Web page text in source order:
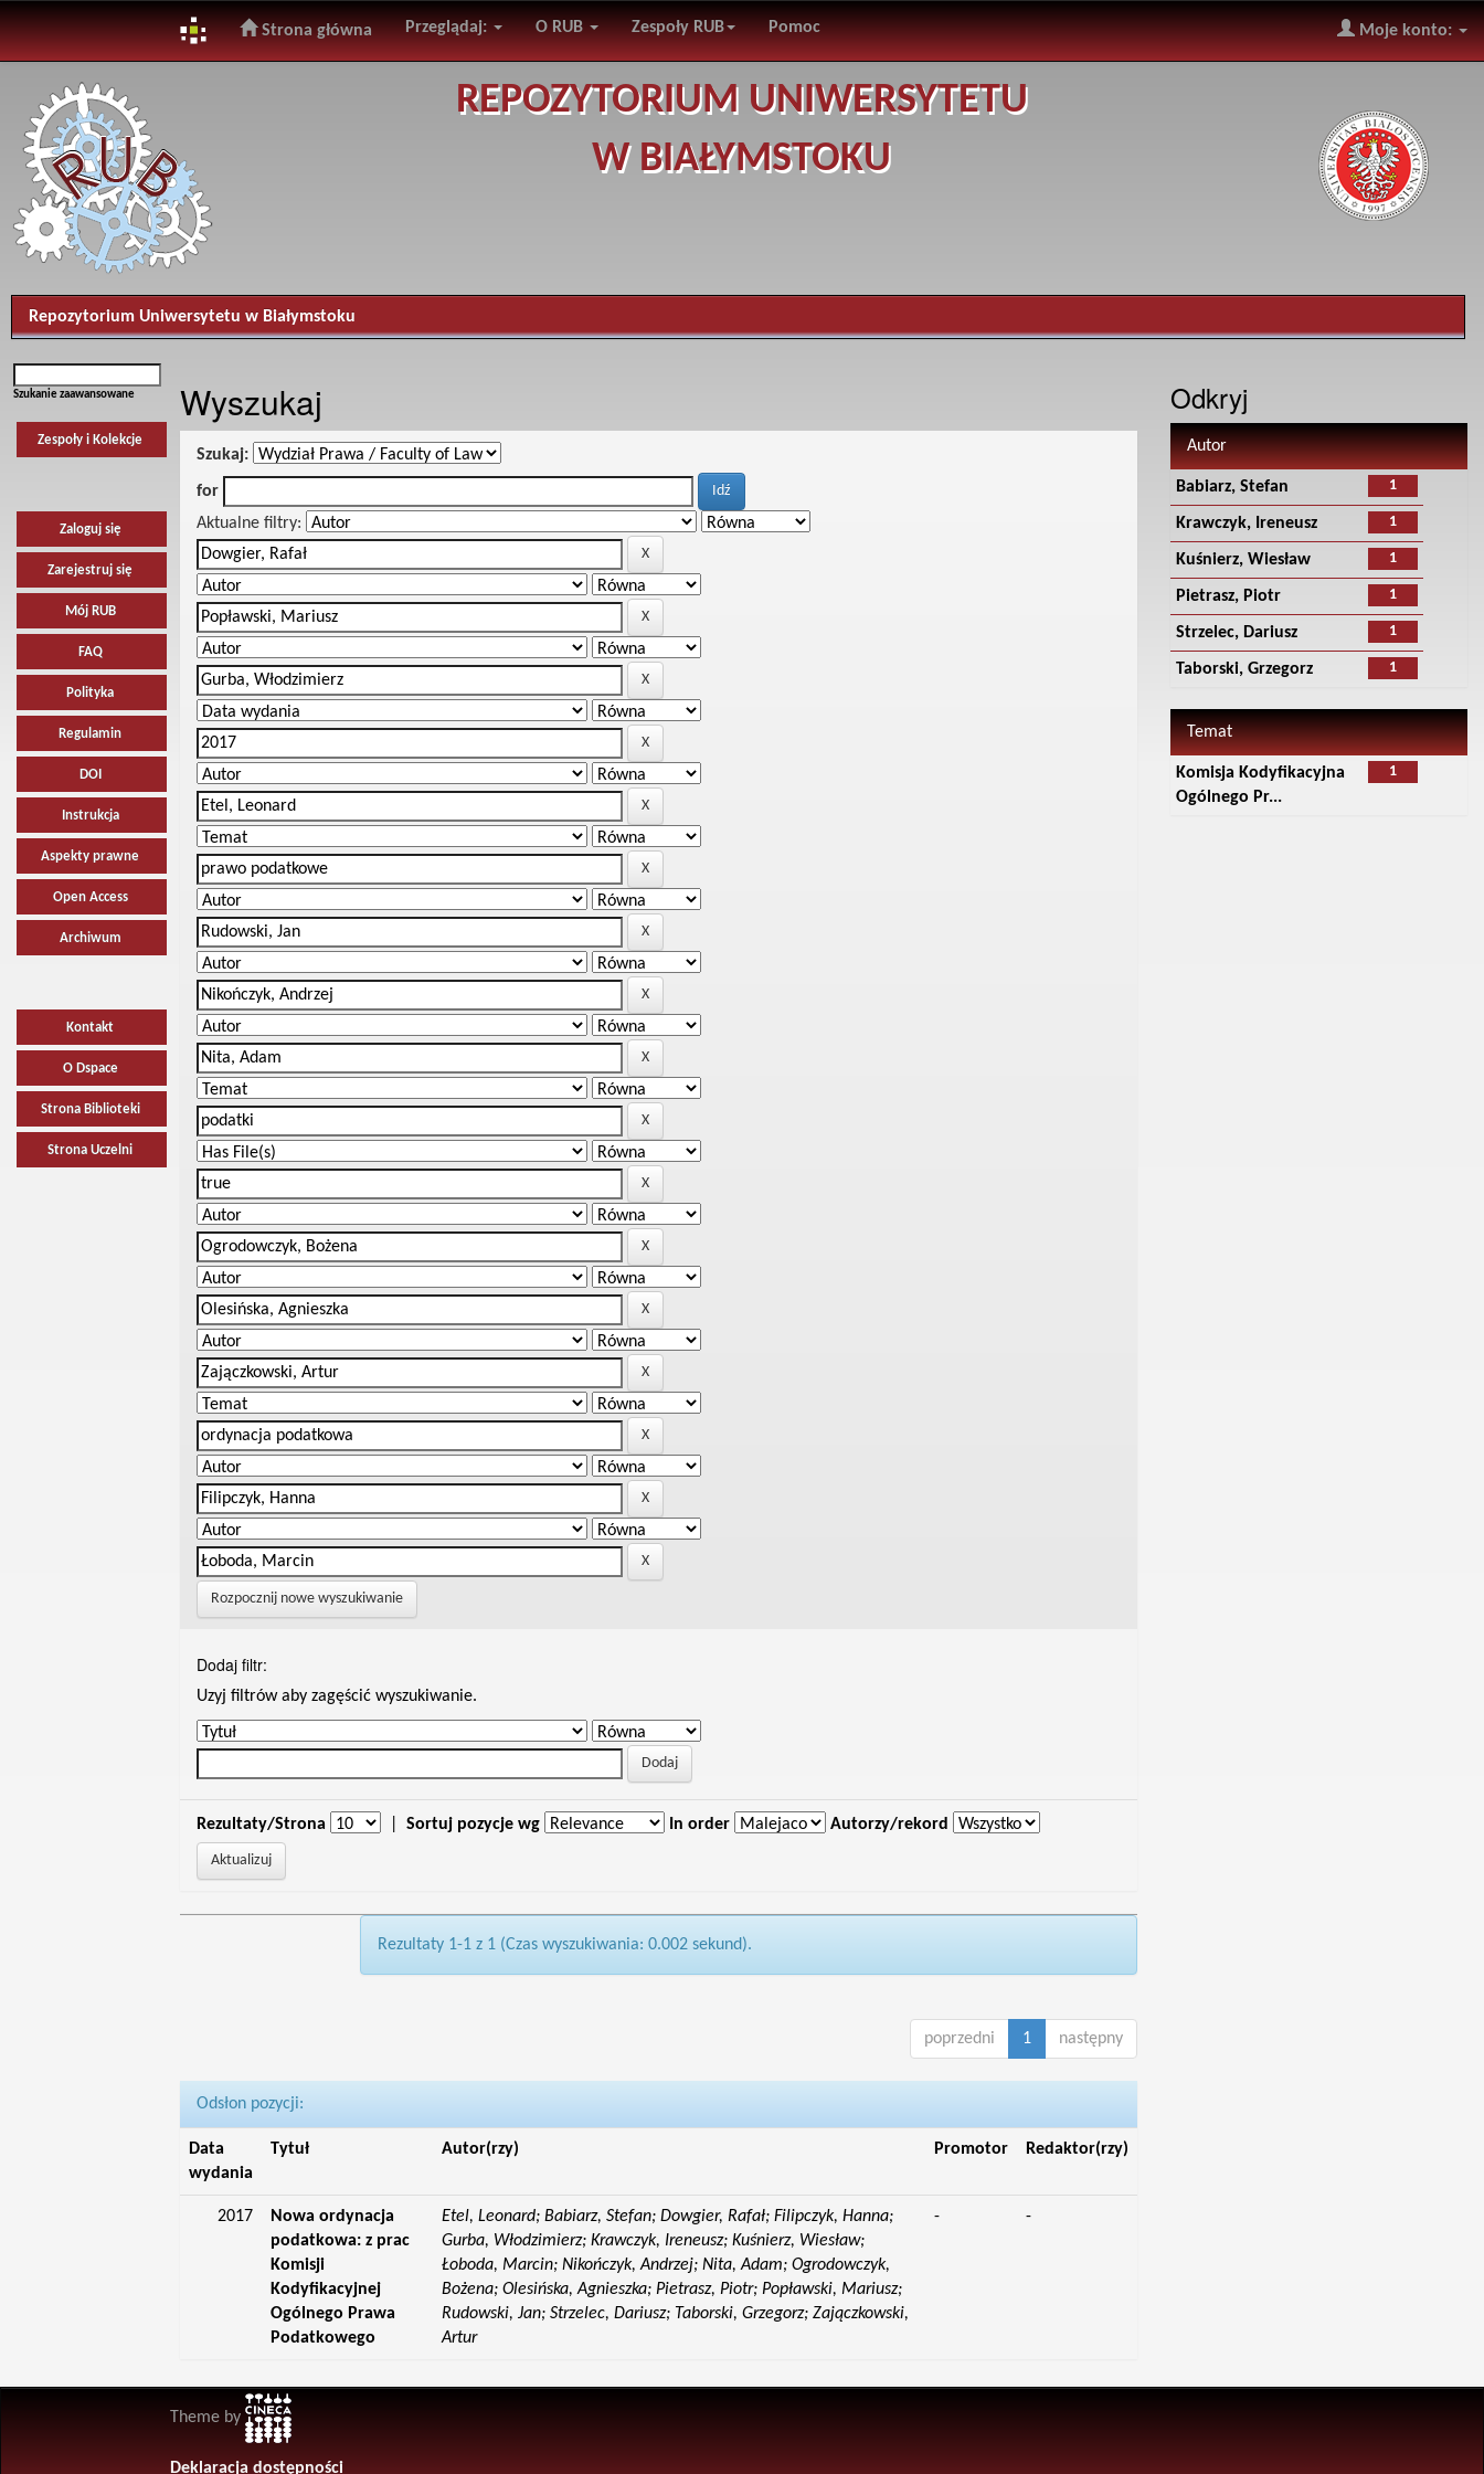
navigation
Strona główna Przeglądaj: O RUB Zespoły RUB Pomoc Moje konto:
REPOZYTORIUM UNIWERSYTETU
W BIAŁYMSTOKU
Repozytorium Uniwersytetu w Białymstoku
Szukanie zaawansowane
Zespoły i Kolekcje
Zaloguj się
Zarejestruj się
Mój RUB
FAQ
Polityka
Regulamin
DOI
Instrukcja
Aspekty prawne
Open Access
Archiwum
Kontakt
O Dspace
Strona Biblioteki
Strona Uczelni
Wyszukaj
Szukaj:
for
Aktualne filtry:
Rozpocznij nowe wyszukiwanie
Dodaj filtr:
Uzyj filtrów aby zagęścić wyszukiwanie.
Rezultaty/Strona Sortuj pozycje wg In order Autorzy/rekord
Rezultaty 1-1 z 1 (Czas wyszukiwania: 0.002 sekund).
poprzedni 1 następny
Odsłon pozycji:
Data
wydania
Tytuł Autor(rzy) Promotor Redaktor(rzy)
2017
Nowa ordynacja
podatkowa: z prac
Komisji
Kodyfikacyjnej
Ogólnego Prawa
Podatkowego
Etel, Leonard; Babiarz, Stefan; Dowgier, Rafał; Filipczyk, Hanna;
Gurba, Włodzimierz; Krawczyk, Ireneusz; Kuśnierz, Wiesław;
Łoboda, Marcin; Nikończyk, Andrzej; Nita, Adam; Ogrodowczyk,
Bożena; Olesińska, Agnieszka; Pietrasz, Piotr; Popławski, Mariusz;
Rudowski, Jan; Strzelec, Dariusz; Taborski, Grzegorz; Zajączkowski,
Artur
- -
Odkryj
Autor
1
Babiarz, Stefan
1
Krawczyk, Ireneusz
1
Kuśnierz, Wiesław
1
Pietrasz, Piotr
1
Strzelec, Dariusz
1
Taborski, Grzegorz
Temat
1
Komisja Kodyfikacyjna
Ogólnego Pr...
Theme by
Deklaracja dostępności